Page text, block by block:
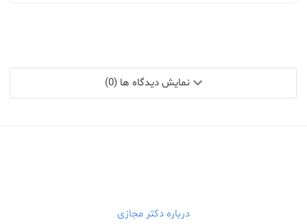
نمایش دیدگاه ها (0)
درباره دکتر مجازی